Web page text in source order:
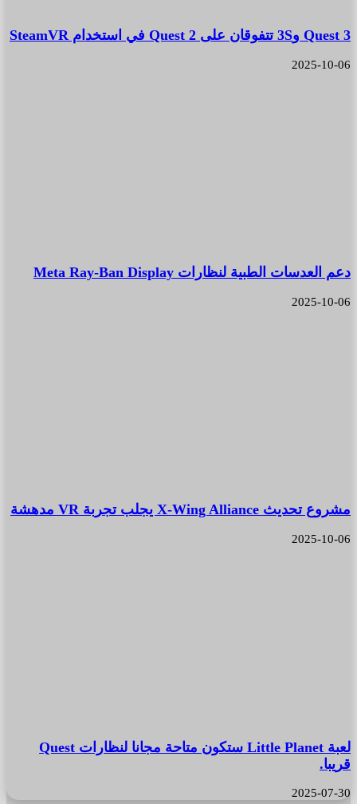
Quest 3 و3S تتفوقان على Quest 2 في استخدام SteamVR
2025-10-06
دعم العدسات الطبية لنظارات Meta Ray-Ban Display
2025-10-06
مشروع تحديث X-Wing Alliance يجلب تجربة VR مدهشة
2025-10-06
لعبة Little Planet ستكون متاحة مجانا لنظارات Quest
قريبا.
2025-07-30